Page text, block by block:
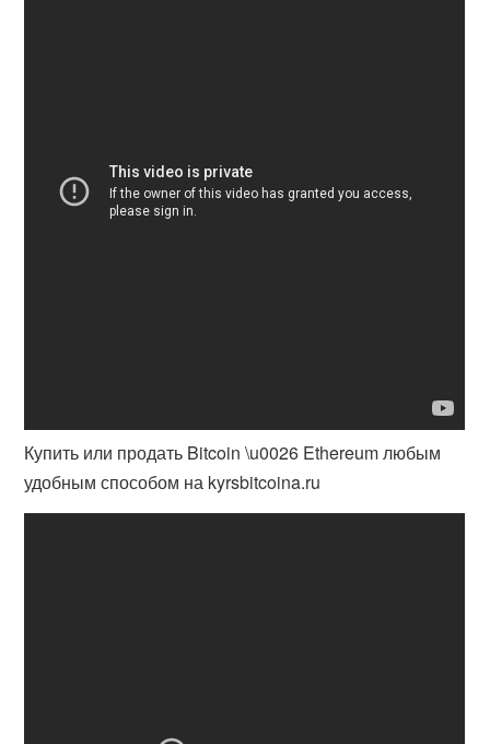
Купить или продать Bitcoin \u0026 Ethereum любым
удобным способом на kyrsbitcoina.ru